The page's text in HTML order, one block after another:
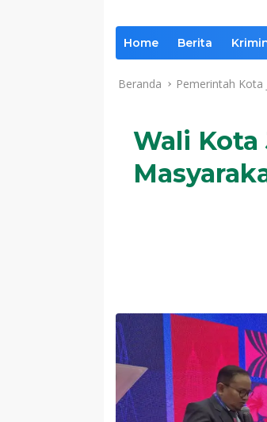
Home Berita
Beranda Pemerintah Kota
Wali Kota
Komentar